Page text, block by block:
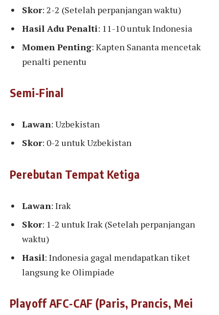
Skor: 2-2 (Setelah perpanjangan waktu)
Hasil Adu Penalti: 11-10 untuk Indonesia
Momen Penting: Kapten Sananta mencetak
penalti penentu
Semi-Final
Lawan: Uzbekistan
Skor: 0-2 untuk Uzbekistan
Perebutan Tempat Ketiga
Lawan: Irak
Skor: 1-2 untuk Irak (Setelah perpanjangan
waktu)
Hasil: Indonesia gagal mendapatkan tiket
langsung ke Olimpiade
Playoff AFC-CAF (Paris, Prancis, Mei